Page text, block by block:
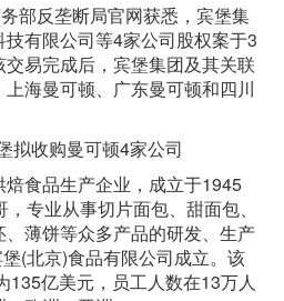
部反垄断局官网获悉，宾堡集
有限公司等4家公司股权案于3
易完成后，宾堡集团及其关联
海曼可顿、广东曼可顿和四川
食品生产企业，成立于1945
专业从事切片面包、甜面包、
薄饼等众多产品的研发、生产
(北京)食品有限公司成立。该
135亿美元，员工人数在13万人